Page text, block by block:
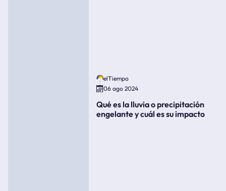
elTiempo
06 ago 2024
Qué es la lluvia o precipitación
engelante y cuál es su impacto